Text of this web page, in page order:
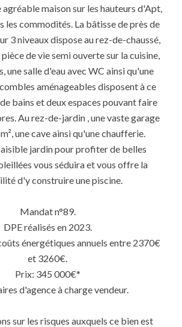
maison sur les hauteurs d'Apt,
les commodités. La bâtisse de près de
3 niveaux dispose au rez-de-chaussé,
de vie semi ouverte sur la cuisine,
une salle d'eau avec WC ainsi qu'une
aménageables disposent à ce
bains et deux espaces pouvant faire
Au rez-de-jardin , une vaste garage
une cave ainsi qu'une chaufferie.
jardin pour profiter de belles
vous séduira et vous offre la
d'y construire une piscine.
Mandat n°89.
DPE réalisés en 2023.
énergétiques annuels entre 2370€
et 3260€.
Prix: 345 000€*
d'agence à charge vendeur.
sur les risques auxquels ce bien est